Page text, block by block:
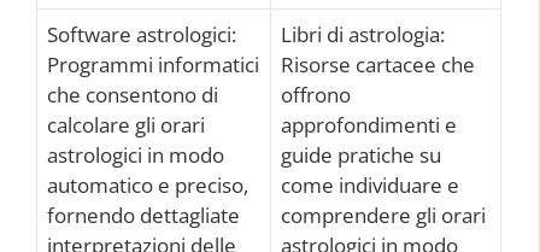
Software astrologici:
Programmi informatici
che consentono di
calcolare gli orari
astrologici in modo
automatico e preciso,
fornendo dettagliate
interpretazioni delle
Libri di astrologia:
Risorse cartacee che
offrono
approfondimenti e
guide pratiche su
come individuare e
comprendere gli orari
astrologici in modo